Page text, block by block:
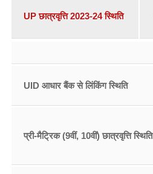
UP छात्रवृत्ति 2023-24 स्थिति
UID आधार बैंक से लिंकिंग स्थिति
प्री-मैट्रिक (9वीं, 10वीं) छात्रवृत्ति स्थिति